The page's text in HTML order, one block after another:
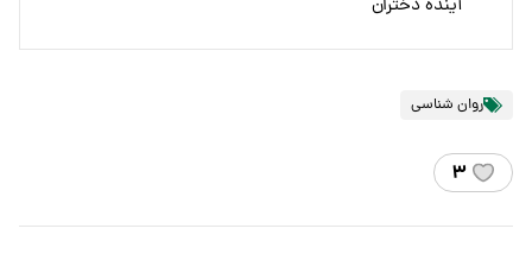
آینده دختران
روان شناسی
۳